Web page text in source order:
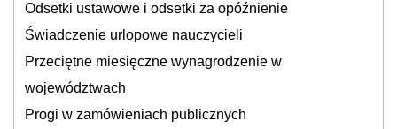
Odsetki ustawowe i odsetki za opóźnienie
Świadczenie urlopowe nauczycieli
Przeciętne miesięczne wynagrodzenie w
województwach
Progi w zamówieniach publicznych